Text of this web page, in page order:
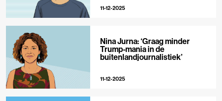
11-12-2025
Nina Jurna: ‘Graag minder
Trump-mania in de
buitenlandjournalistiek’
11-12-2025